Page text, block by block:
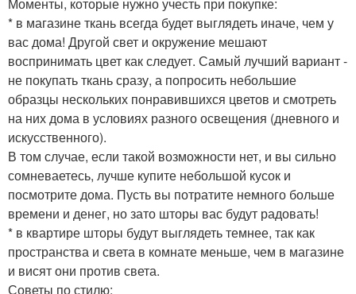
Моменты, которые нужно учесть при покупке:
* в магазине ткань всегда будет выглядеть иначе, чем у
вас дома! Другой свет и окружение мешают
воспринимать цвет как следует. Самый лучший вариант -
не покупать ткань сразу, а попросить небольшие
образцы нескольких понравившихся цветов и смотреть
на них дома в условиях разного освещения (дневного и
искусственного).
В том случае, если такой возможности нет, и вы сильно
сомневаетесь, лучше купите небольшой кусок и
посмотрите дома. Пусть вы потратите немного больше
времени и денег, но зато шторы вас будут радовать!
* в квартире шторы будут выглядеть темнее, так как
пространства и света в комнате меньше, чем в магазине
и висят они против света.
Советы по стилю: